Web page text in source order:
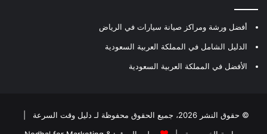
أفضل ورشة ومراكز صيانة سيارات في الرياض
الدليل الشامل في المملكة العربية السعودية
الأفضل في المملكة العربية السعودية
© حقوق النشر 2026، جميع الحقوق محفوظة لـ دليل وقت السرعة